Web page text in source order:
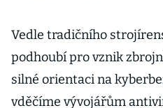
Vedle tradičního
podhoubí pro vznik
silné orientaci na
vděčíme vývojářům